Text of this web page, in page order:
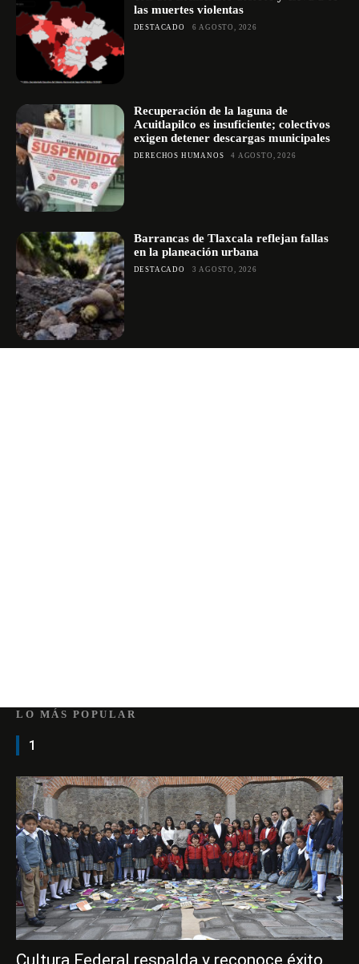
las muertes violentas
DESTACADO 6 AGOSTO, 2026
Recuperación de la laguna de
Acuitlapilco es insuficiente; colectivos
exigen detener descargas municipales
DERECHOS HUMANOS 4 AGOSTO, 2026
Barrancas de Tlaxcala reflejan fallas
en la planeación urbana
DESTACADO 3 AGOSTO, 2026
LO MÁS POPULAR
1
Cultura Federal respalda y reconoce éxito